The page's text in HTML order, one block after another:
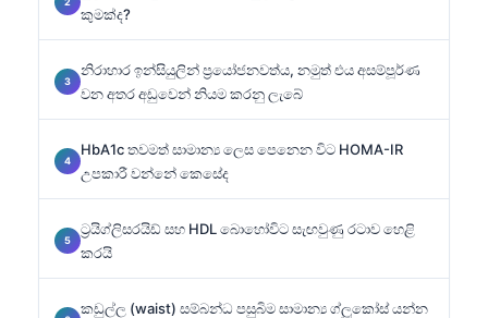
කුමක්ද?
නිරාහාර ඉන්සියුලින් ප්‍රයෝජනවත්ය, නමුත් එය අසම්පූර්ණ
වන අතර අඩුවෙන් නියම කරනු ලැබේ
HbA1c තවමත් සාමාන්‍ය ලෙස පෙනෙන විට HOMA-IR
උපකාරී වන්නේ කෙසේද
ට්‍රයිග්ලිසරයිඩ් සහ HDL බොහෝවිට සැඟවුණු රටාව හෙළි
කරයි
කඩුල්ල (waist) සම්බන්ධ පසුබිම සාමාන්‍ය ග්ලූකෝස් යන්න